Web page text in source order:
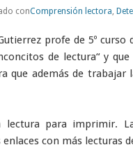
conComprensión lectora,
profe de 5º curso
de lectura“ y
que además de trabajar
lectura para imprimir.
con más lecturas